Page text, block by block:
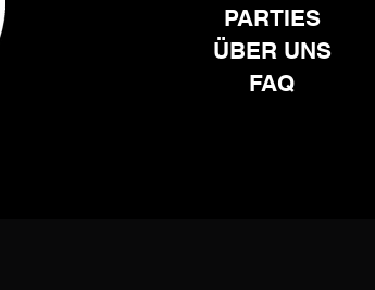
PARTIES
ÜBER UNS
FAQ